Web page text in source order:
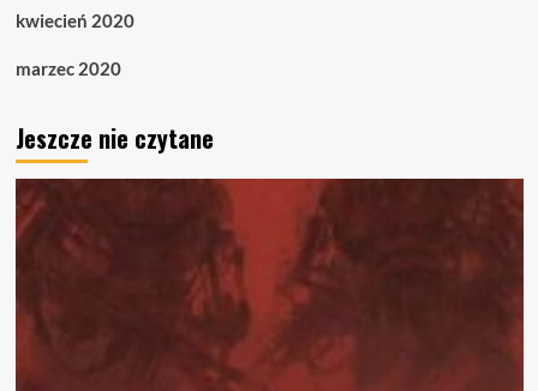
kwiecień 2020
marzec 2020
Jeszcze nie czytane